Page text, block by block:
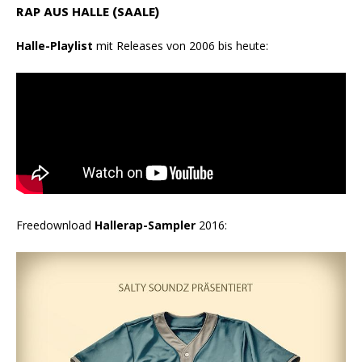
RAP AUS HALLE (SAALE)
Halle-Playlist mit Releases von 2006 bis heute:
Freedownload Hallerap-Sampler 2016: